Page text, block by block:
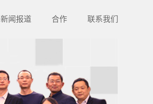
新闻报道 合作 联系我们